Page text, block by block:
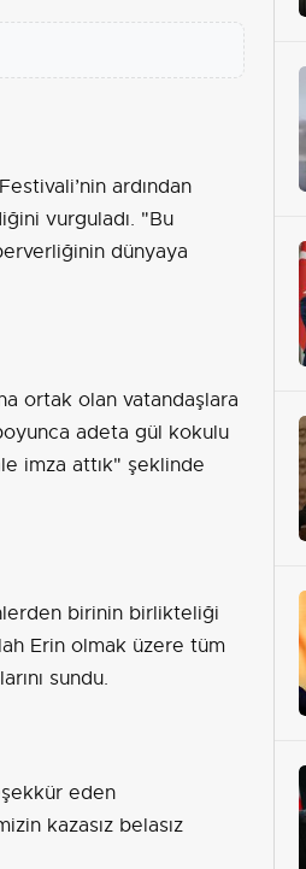
ardından
vurguladı. "Bu
dünyaya
ortak olan vatandaşlara
adeta gül kokulu
imza attık" şeklinde
birinin birlikteliği
Erin olmak üzere tüm
sundu.
eden
kazasız belasız